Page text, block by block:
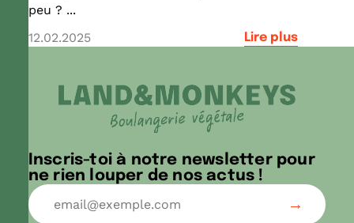
peu ? ...
12.02.2025
Lire plus
Inscris-toi à notre newsletter pour
ne rien louper de nos actus !